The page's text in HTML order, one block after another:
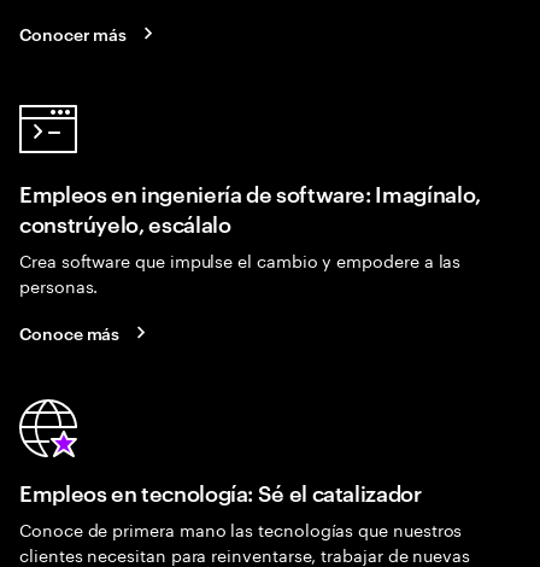
Conocer más
Empleos en ingeniería de software: Imagínalo,
constrúyelo, escálalo
Crea software que impulse el cambio y empodere a las
personas.
Conoce más
Empleos en tecnología: Sé el catalizador
Conoce de primera mano las tecnologías que nuestros
clientes necesitan para reinventarse, trabajar de nuevas